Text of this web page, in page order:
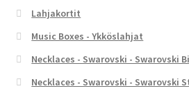
Lahjakortit
Music Boxes - Ykköslahjat
Necklaces - Swarovski - Swarovski
Necklaces - Swarovski - Swarovski